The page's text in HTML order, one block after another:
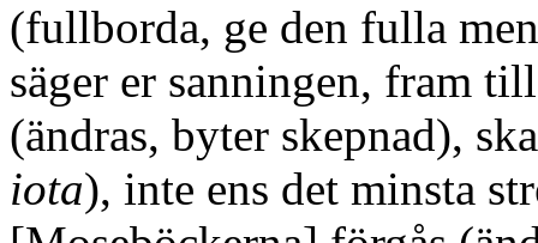
(fullborda, ge den fulla
säger er sanningen, fram
(ändras, byter skepnad),
iota), inte ens det minsta